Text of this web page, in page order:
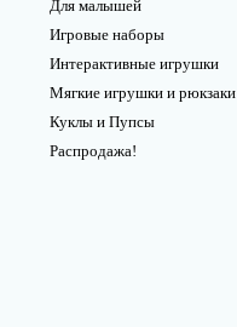
Для малышей
Игровые наборы
Интерактивные игрушки
Мягкие игрушки и рюкзаки
Куклы и Пупсы
Распродажа!